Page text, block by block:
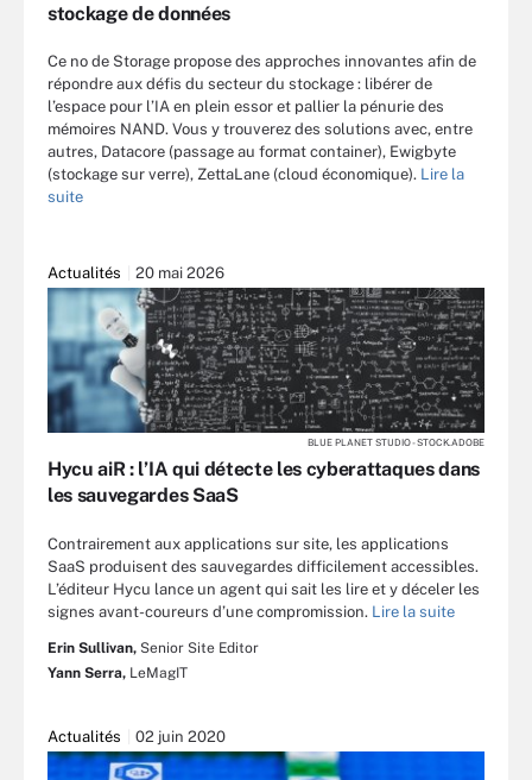
stockage de données
Ce no de Storage propose des approches innovantes afin de
répondre aux défis du secteur du stockage : libérer de
l’espace pour l’IA en plein essor et pallier la pénurie des
mémoires NAND. Vous y trouverez des solutions avec, entre
autres, Datacore (passage au format container), Ewigbyte
(stockage sur verre), ZettaLane (cloud économique). Lire la
suite
Actualités 20 mai 2026
BLUE PLANET STUDIO - STOCK.ADOBE
Hycu aiR : l’IA qui détecte les cyberattaques dans
les sauvegardes SaaS
Contrairement aux applications sur site, les applications
SaaS produisent des sauvegardes difficilement accessibles.
L’éditeur Hycu lance un agent qui sait les lire et y déceler les
signes avant-coureurs d’une compromission. Lire la suite
Erin Sullivan, Senior Site Editor
Yann Serra, LeMagIT
Actualités 02 juin 2020